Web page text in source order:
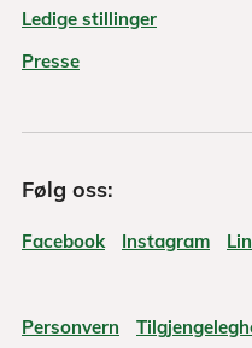
Ledige stillinger
Presse
Følg oss:
Facebook Instagram
Personvern